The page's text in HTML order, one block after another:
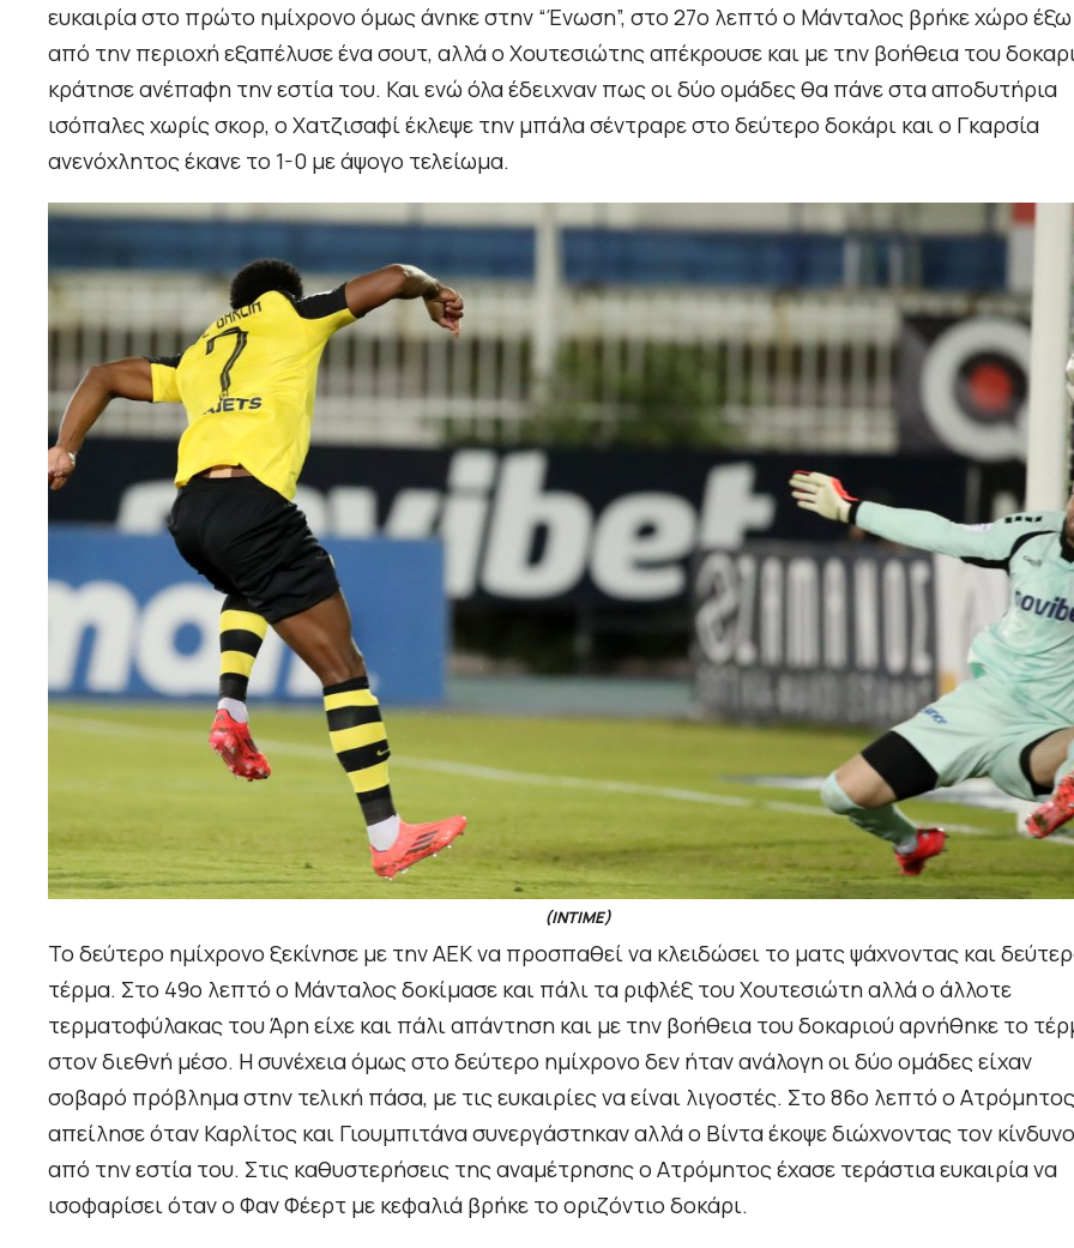
ευκαιρία στο πρώτο ημίχρονο όμως άνηκε στην “Ένωση”, στο 27ο λεπτό ο Μάνταλος βρήκε χώρο έξω
από την περιοχή εξαπέλυσε ένα σουτ, αλλά ο Χουτεσιώτης απέκρουσε και με την βοήθεια του
κράτησε ανέπαφη την εστία του. Και ενώ όλα έδειχναν πως οι δύο ομάδες θα πάνε στα αποδυτήρια
ισόπαλες χωρίς σκορ, ο Χατζισαφί έκλεψε την μπάλα σέντραρε στο δεύτερο δοκάρι και ο Γκαρσία
ανενόχλητος έκανε το 1-0 με άψογο τελείωμα.
(INTIME)
Το δεύτερο ημίχρονο ξεκίνησε με την ΑΕΚ να προσπαθεί να κλειδώσει το ματς ψάχνοντας και
τέρμα. Στο 49ο λεπτό ο Μάνταλος δοκίμασε και πάλι τα ριφλέξ του Χουτεσιώτη αλλά ο άλλοτε
τερματοφύλακας του Άρη είχε και πάλι απάντηση και με την βοήθεια του δοκαριού αρνήθηκε το
στον διεθνή μέσο. Η συνέχεια όμως στο δεύτερο ημίχρονο δεν ήταν ανάλογη οι δύο ομάδες είχαν
σοβαρό πρόβλημα στην τελική πάσα, με τις ευκαιρίες να είναι λιγοστές. Στο 86ο λεπτό ο Ατρόμητος
απείλησε όταν Καρλίτος και Γιουμπιτάνα συνεργάστηκαν αλλά ο Βίντα έκοψε διώχνοντας τον κίνδυνο
από την εστία του. Στις καθυστερήσεις της αναμέτρησης ο Ατρόμητος έχασε τεράστια ευκαιρία να
ισοφαρίσει όταν ο Φαν Φέερτ με κεφαλιά βρήκε το οριζόντιο δοκάρι.